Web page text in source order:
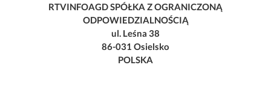
RTVINFOAGD SPÓŁKA Z OGRANICZONĄ
ODPOWIEDZIALNOŚCIĄ
ul. Leśna 38
86-031 Osielsko
POLSKA